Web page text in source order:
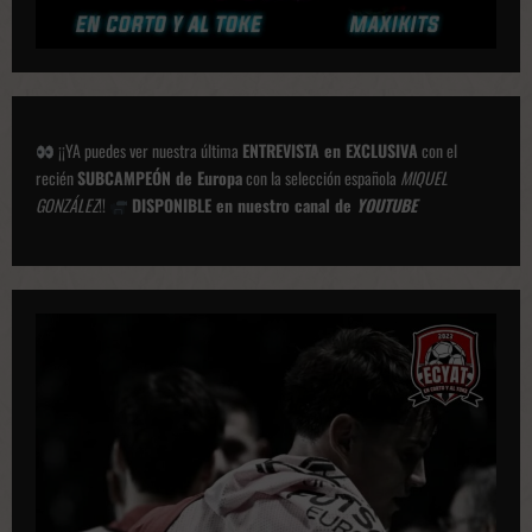
¡¡YA puedes ver nuestra última ENTREVISTA en EXCLUSIVAcon el
reciénSUBCAMPEÓN de Europacon la selección española MIQUEL
GONZÁLEZ!! DISPONIBLE en nuestro canal de YOUTUBE